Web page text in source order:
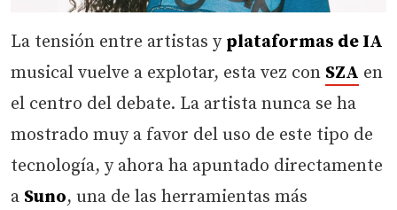
La tensión entre artistas y plataformas de IA
musical vuelve a explotar, esta vez con SZA en
el centro del debate. La artista nunca se ha
mostrado muy a favor del uso de este tipo de
tecnología, y ahora ha apuntado directamente
a Suno, una de las herramientas más